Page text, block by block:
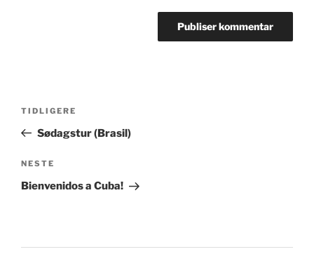
Innleggsnavigasjon
Forrige
innlegg
TIDLIGERE
Sødagstur (Brasil)
Neste
innlegg
NESTE
Bienvenidos a Cuba!